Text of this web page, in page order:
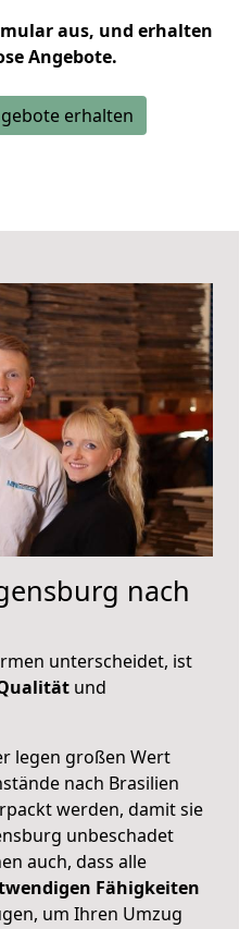
aus, und erhalten
Angebote.
erhalten
nach
unterscheidet, ist
und
legen großen Wert
nach Brasilien
werden, damit sie
unbeschadet
auch, dass alle
Fähigkeiten
um Ihren Umzug